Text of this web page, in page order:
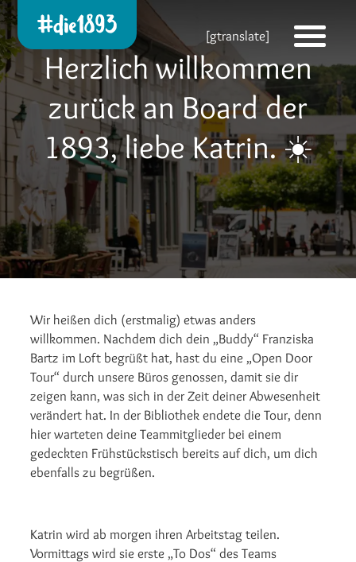
[gtranslate]
Herzlich willkommen
zurück an Board der
1893, liebe Katrin. ☀️
Wir heißen dich (erstmalig) etwas anders
willkommen. Nachdem dich dein „Buddy“ Franziska
Bartz im Loft begrüßt hat, hast du eine „Open Door
Tour“ durch unsere Büros genossen, damit sie dir
zeigen kann, was sich in der Zeit deiner Abwesenheit
verändert hat. In der Bibliothek endete die Tour, denn
hier warteten deine Teammitglieder bei einem
gedeckten Frühstückstisch bereits auf dich, um dich
ebenfalls zu begrüßen.
Katrin wird ab morgen ihren Arbeitstag teilen.
Vormittags wird sie erste „To Dos“ des Teams
Die 1893 heute!
Zur neuen Startseite